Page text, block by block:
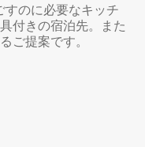
すのに必要なキッチ
付きの宿泊先。また
ご提案です。